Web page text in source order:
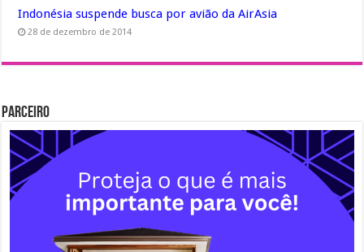
Indonésia suspende busca por avião da AirAsia
28 de dezembro de 2014
Parceiro